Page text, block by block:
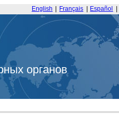
English Français Español
органов